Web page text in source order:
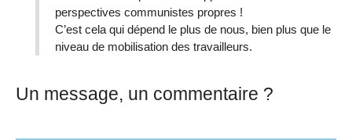
perspectives communistes propres !
C’est cela qui dépend le plus de nous, bien plus que le
niveau de mobilisation des travailleurs.
Un message, un commentaire ?